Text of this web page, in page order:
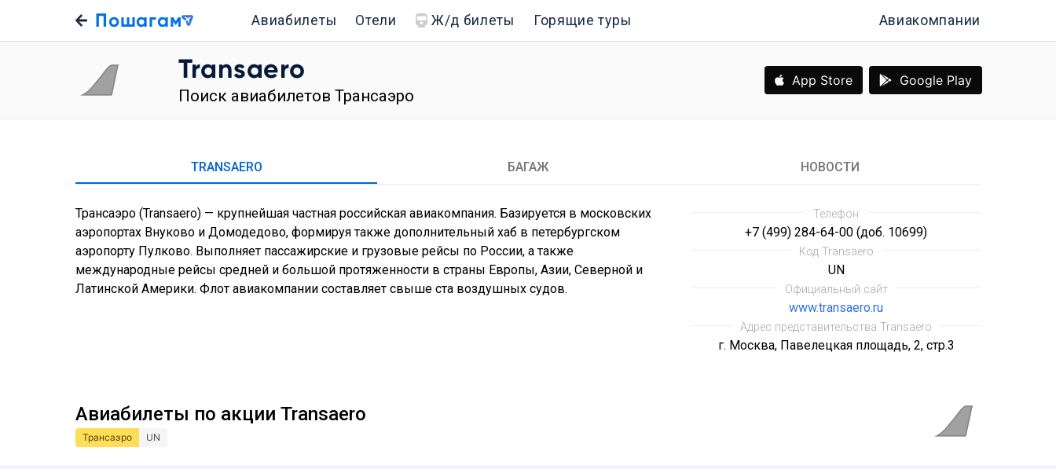
Пошагам Авиабилеты Отели Ж/д билеты Горящие туры Авиакомпании
Transaero
Поиск авиабилетов Трансаэро
App Store Google Play
TRANSAERO БАГАЖ НОВОСТИ
Трансаэро (Transaero) — крупнейшая частная российская авиакомпания. Базируется в московских
аэропортах Внуково и Домодедово, формируя также дополнительный хаб в петербургском
аэропорту Пулково. Выполняет пассажирские и грузовые рейсы по России, а также
международные рейсы средней и большой протяженности в страны Европы, Азии, Северной и
Латинской Америки. Флот авиакомпании составляет свыше ста воздушных судов.
Телефон
+7 (499) 284-64-00 (доб. 10699)
Код Transaero
UN
Официальный сайт
www.transaero.ru
Адрес представительства Transaero
г. Москва, Павелецкая площадь, 2, стр.3
Авиабилеты по акции Transaero
Трансаэро UN